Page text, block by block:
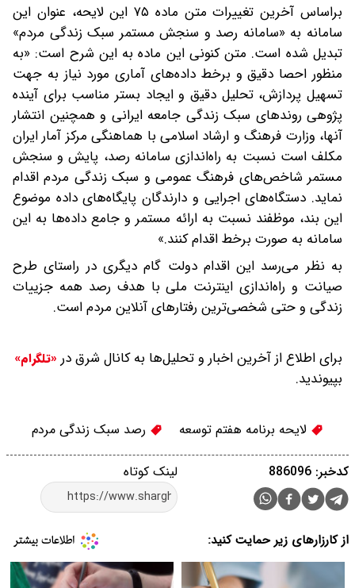
براساس آخرین تغییرات متن ماده ۷۵ این لایحه، عنوان این
سامانه به «سامانه رصد و سنجش مستمر سبک زندگی مردم»
تبدیل شده است. متن کنونی این ماده به این شرح است: «به
منظور احصا دقیق و برخط داده‌های آماری مورد نیاز به جهت
تسهیل پردازش، تحلیل دقیق و ایجاد بستر مناسب برای آینده
پژوهی روندهای سبک زندگی جامعه ایرانی و همچنین انتشار
آنها، وزارت فرهنگ و ارشاد اسلامی با هماهنگی مرکز آمار ایران
مکلف است نسبت به راه‌اندازی سامانه رصد، پایش و سنجش
مستمر شاخص‌های فرهنگ عمومی و سبک زندگی مردم اقدام
نماید. دستگاه‌های اجرایی و دارندگان پایگاه‌های داده موضوع
این بند، موظفند نسبت به ارائه مستمر و جامع داده‌ها به این
سامانه به صورت برخط اقدام کنند.»
به نظر می‌رسد این اقدام دولت گام دیگری در راستای طرح
صیانت و راه‌اندازی اینترنت ملی با هدف رصد همه جزییات
زندگی و حتی شخصی‌ترین رفتارهای آنلاین مردم است.
برای اطلاع از آخرین اخبار و تحلیل‌ها به کانال شرق در «تلگرام»
بپیوندید.
لایحه برنامه هفتم توسعه رصد سبک زندگی مردم
لینک کوتاه کدخبر: 886096
از کارزارهای زیر حمایت کنید: